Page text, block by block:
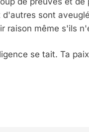
sont
raison même s'ils
se tait. Ta